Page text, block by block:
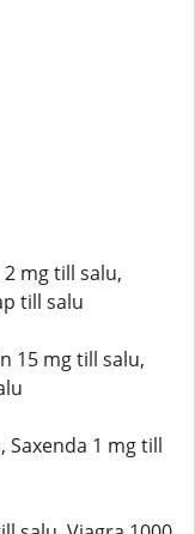
mg till salu,
till salu
15 mg till salu,
Saxenda 1 mg till